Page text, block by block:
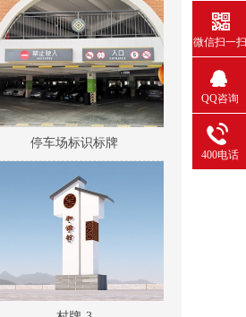
停车场标识标牌
村牌-3
微信扫一扫
QQ咨询
400电话